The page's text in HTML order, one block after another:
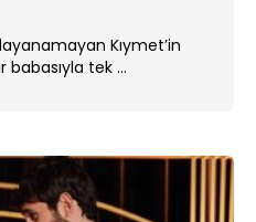
Kıymet’in
tek ...